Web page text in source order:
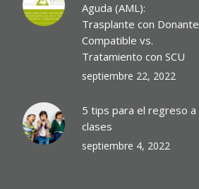
Aguda (AML):
Trasplante con Donante
Compatible vs.
Tratamiento con SCU
septiembre 22, 2022
5 tips para el regreso a
clases
septiembre 4, 2022